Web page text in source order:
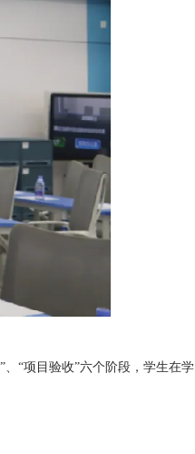
、“项目验收”六个阶段，学生在